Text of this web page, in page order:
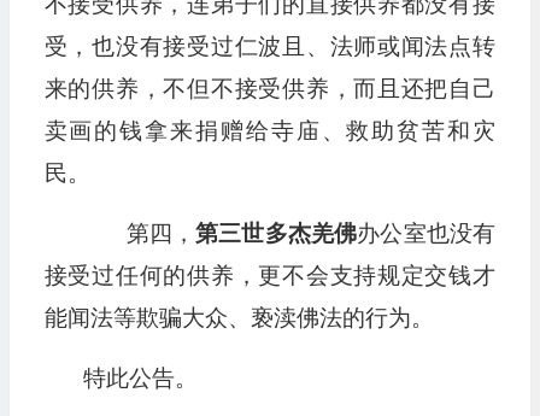
受，也没有接受过仁波且、法师或闻法点转
来的供养，不但不接受供养，而且还把自己
卖画的钱拿来捐赠给寺庙、救助贫苦和灾
民。
第四，第三世多杰羌佛办公室也没有
接受过任何的供养，更不会支持规定交钱才
能闻法等欺骗大众、亵渎佛法的行为。
特此公告。